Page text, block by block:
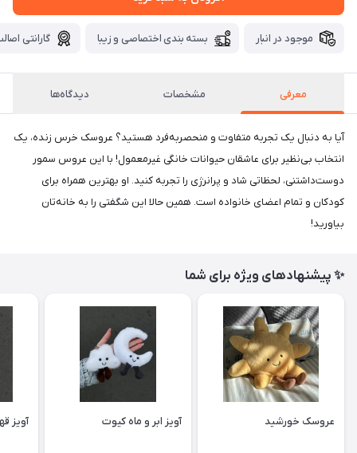
موجود در انبار بسته بندی اختصاصی و زیبا گارانتی
معرفی مشخصات دیدگاه‌ها
آیا به دنبال یک تجربه متفاوت و منحصربه‌فرد هستید؟ عروسک خرس زنده، یک
انتخاب بی‌نظیر برای عاشقان حیوانات خانگی غیرمعمول! با این عروس سمور
دوست‌داشتنی، لحظاتی شاد و پرانرژی را تجربه کنید. او بهترین همراه برای
کودکان و تمام اعضای خانواده است. همین حالا این شگفتی را به خانه‌تان
بیاورید!
✨ پیشنهادهای ویژه برای شما
عروسک خورشید آویز ابر و ماه کیوت آویز